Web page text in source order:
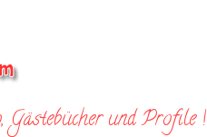
und Profile !